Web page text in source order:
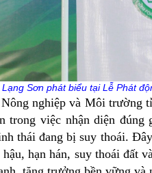
Sơn phát biểu tại Lễ Phát
nghiệp và Môi trường
trong việc nhận diện đúng
thái đang bị suy thoái.
hạn hán, suy thoái đất